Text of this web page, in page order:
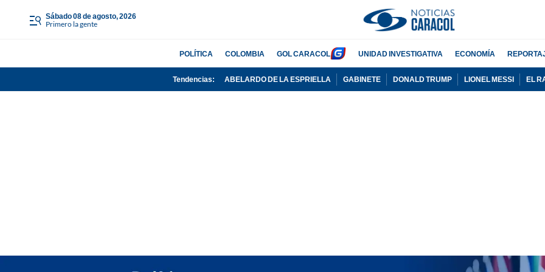
sábado 08 de agosto, 2026
Primero la gente
POLÍTICA COLOMBIA GOL CARACOL UNIDAD INVESTIGATIVA ECONOMÍA
Tendencias: ABELARDO DE LA ESPRIELLA GABINETE DONALD TRUMP LIONEL MESSI EL